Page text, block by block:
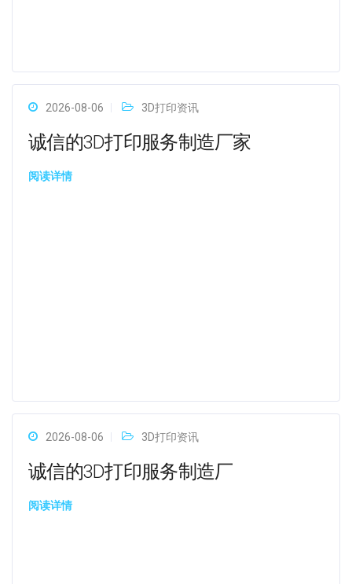
2026-08-06 3D打印资讯
诚信的3D打印服务制造厂家
阅读详情
2026-08-06 3D打印资讯
诚信的3D打印服务制造厂
阅读详情